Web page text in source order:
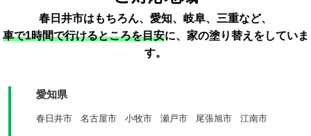
春日井市はもちろん、愛知、岐阜、三重など、
車で1時間で行けるところを目安に、家の塗り替えをしていま
す。
愛知県
春日井市 名古屋市 小牧市 瀬戸市 尾張旭市 江南市